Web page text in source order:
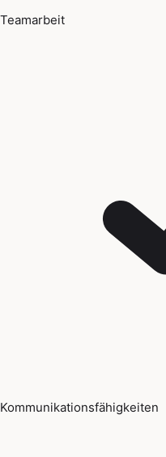
Teamarbeit
Kommunikationsfähigkeiten